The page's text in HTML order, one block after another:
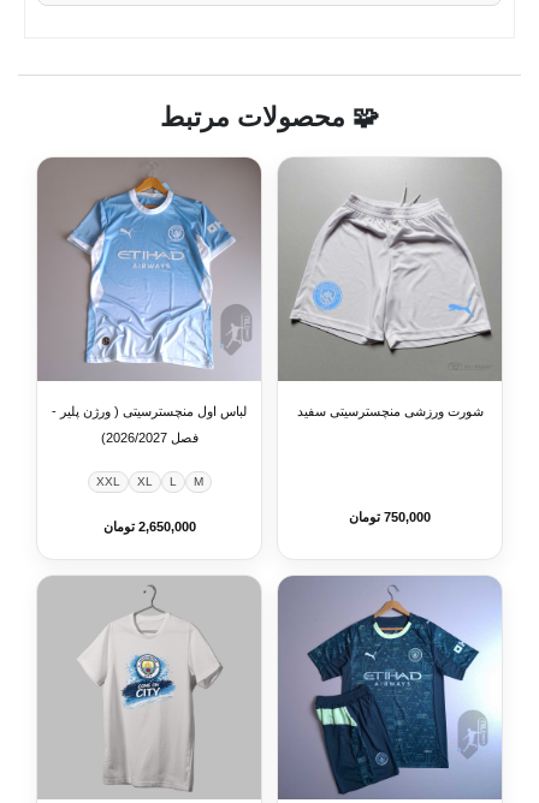
🧩 محصولات مرتبط
شورت ورزشی منچسترسیتی سفید
750,000 تومان
لباس اول منچسترسیتی ( ورژن پلیر -
فصل 2026/2027)
M
L
XL
XXL
2,650,000 تومان